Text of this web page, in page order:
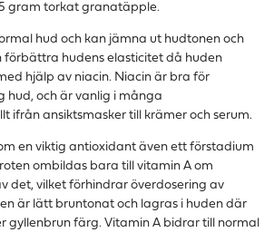
gram torkat granatäpple.
hud och kan jämna ut hudtonen och
förbättra hudens elasticitet då huden
hjälp av niacin. Niacin är bra för
hud, och är vanlig i många
ifrån ansiktsmasker till krämer och serum.
en viktig antioxidant även ett förstadium
ombildas bara till vitamin A om
det, vilket förhindrar överdosering av
är lätt bruntonat och lagras i huden där
gyllenbrun färg. Vitamin A bidrar till normal